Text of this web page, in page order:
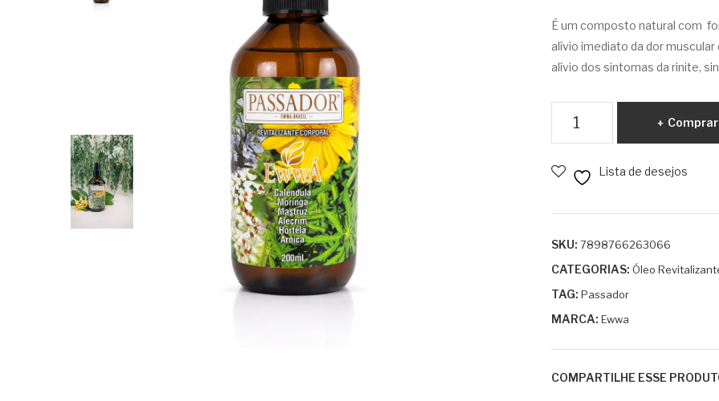
É um composto natural com
alívio imediato da dor
alívio dos sintomas da rinite,
de
Revitalizante
Frasco
quantidade
Comprar
Lista de desejos
SKU: 7898766263066
CATEGORIAS: Óleo
TAG: Passador
MARCA: Ewwa
COMPARTILHE ESSE